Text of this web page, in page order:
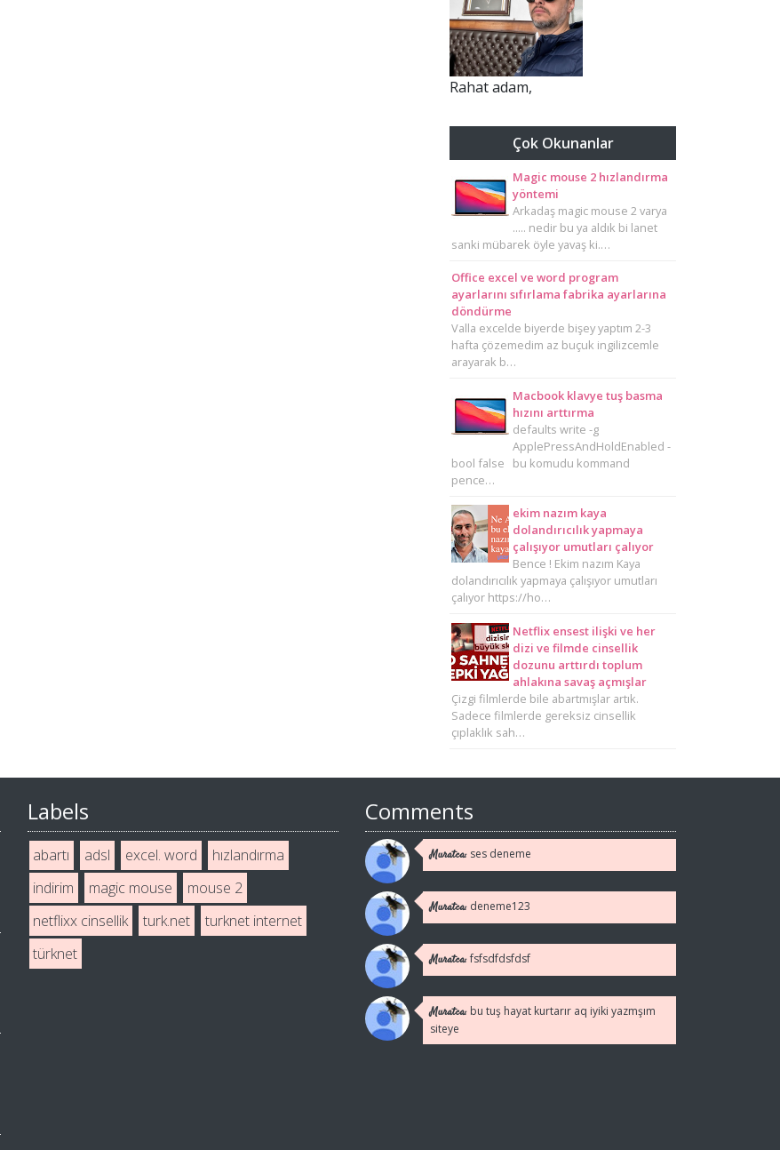
Rahat adam,
Çok Okunanlar
Magic mouse 2 hızlandırma
yöntemi
Arkadaş magic mouse 2 varya
..... nedir bu ya aldık bi lanet
sanki mübarek öyle yavaş ki.…
Office excel ve word program
ayarlarını sıfırlama fabrika ayarlarına
döndürme
Valla excelde biyerde bişey yaptım 2-3
hafta çözemedim az buçuk ingilizcemle
arayarak b…
Macbook klavye tuş basma
hızını arttırma
defaults write -g
ApplePressAndHoldEnabled -
bool false bu komudu kommand
pence…
ekim nazım kaya
dolandırıcılık yapmaya
çalışıyor umutları çalıyor
Bence ! Ekim nazım Kaya
dolandırıcılık yapmaya çalışıyor umutları
çalıyor https://ho…
Netflix ensest ilişki ve her
dizi ve filmde cinsellik
dozunu arttırdı toplum
ahlakına savaş açmışlar
Çizgi filmlerde bile abartmışlar artık.
Sadece filmlerde gereksiz cinsellik
çıplaklık sah…
Labels
abartı adsl excel. word
hızlandırma
indirim
magic mouse
mouse 2
netflixx cinsellik
turk.net
turknet internet
türknet
Comments
Muratca: ses deneme
Muratca: deneme123
Muratca:fsfsdfdsfdsf
Muratca: bu tuş hayat kurtarır aq iyiki yazmşım
siteye